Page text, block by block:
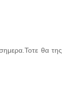
θα της